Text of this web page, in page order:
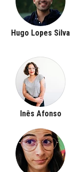
Hugo Lopes Silva
Inês Afonso